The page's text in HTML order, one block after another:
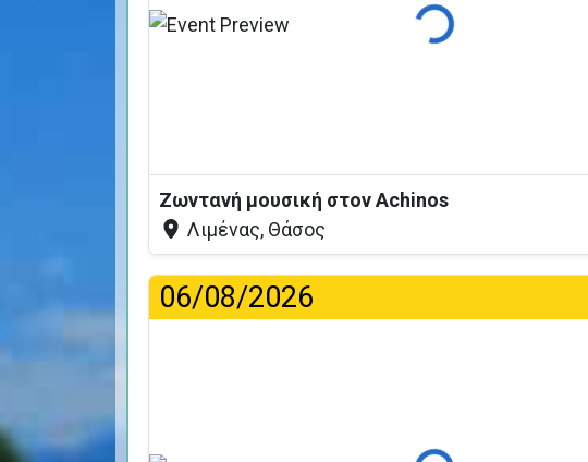
Φόρτωση...
Ζωντανή μουσική στον Achinos
Λιμένας, Θάσος
06/08/2026